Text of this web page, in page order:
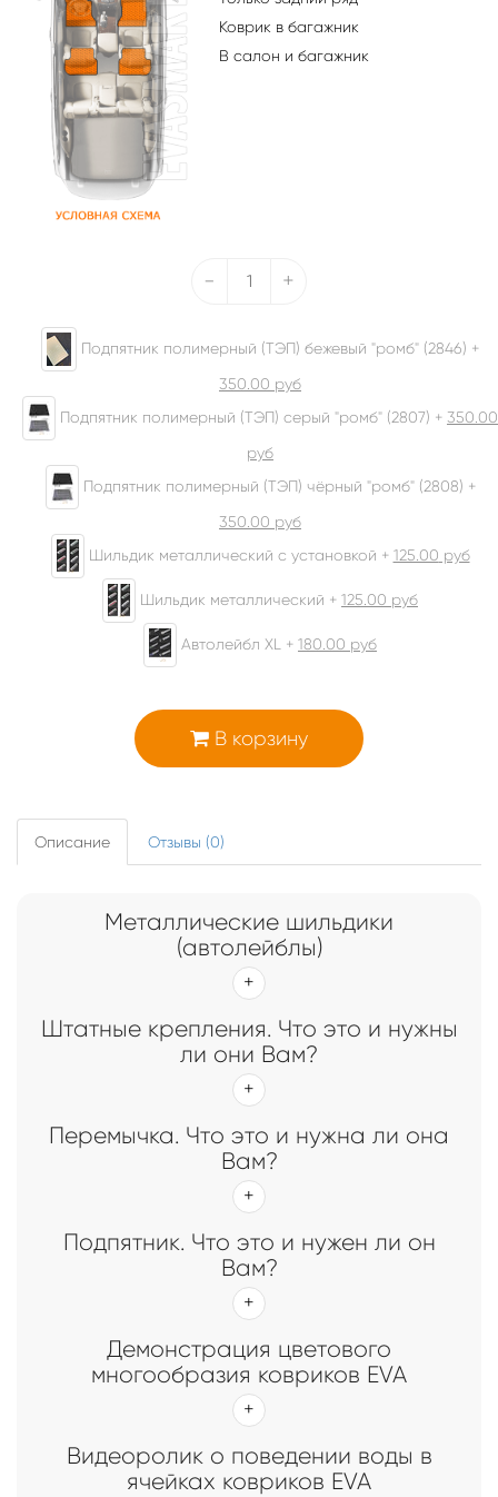
Коврик в багажник
В салон и багажник
- +
Подпятник полимерный (ТЭП) бежевый "ромб" (2846) +
350.00 руб
Подпятник полимерный (ТЭП) серый "ромб" (2807) + 350.00
руб
Подпятник полимерный (ТЭП) чёрный "ромб" (2808) +
350.00 руб
Шильдик металлический с установкой + 125.00 руб
Шильдик металлический + 125.00 руб
Автолейбл XL + 180.00 руб
В корзину
Описание Отзывы (0)
Металлические шильдики
(автолейблы)
Штатные крепления. Что это и нужны
ли они Вам?
Перемычка. Что это и нужна ли она
Вам?
Подпятник. Что это и нужен ли он
Вам?
Демонстрация цветового
многообразия ковриков EVA
Видеоролик о поведении воды в
ячейках ковриков EVA